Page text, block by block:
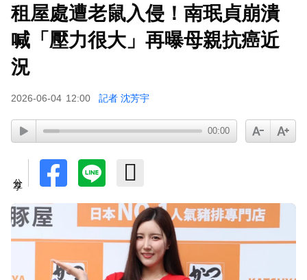
下載東森App，隨時掌握天下大小事！
租屋處遭老鼠入侵！南珉貞崩潰
喊「壓力很大」再曝母親抗癌近
況
2026-06-04 12:00 記者 沈芳宇
00:00